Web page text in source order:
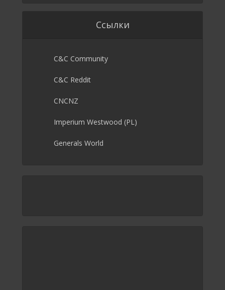
Ссылки
C&C Community
C&C Reddit
CNCNZ
Imperium Westwood (PL)
Generals World